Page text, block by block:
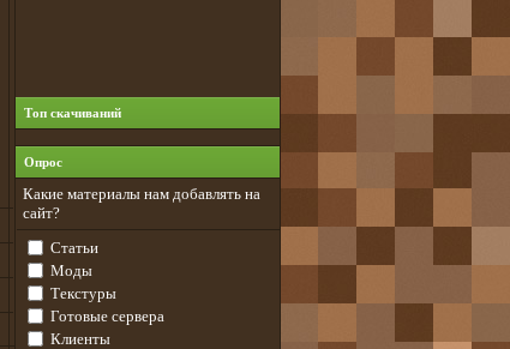
Топ скачиваний
Опрос
Какие материалы нам добавлять на
сайт?
Статьи
Моды
Текстуры
Готовые сервера
Клиенты